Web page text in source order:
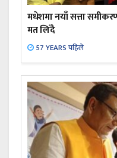
मधेशमा नयाँ सत्ता
मत लिँदै
57 YEARS पहिले